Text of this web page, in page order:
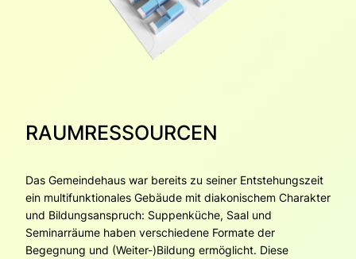
RAUMRESSOURCEN
Das Gemeindehaus war bereits zu seiner Entstehungszeit
ein multifunktionales Gebäude mit diakonischem Charakter
und Bildungsanspruch: Suppenküche, Saal und
Seminarräume haben verschiedene Formate der
Begegnung und (Weiter-)Bildung ermöglicht. Diese